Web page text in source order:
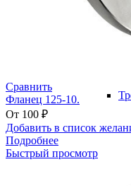
Сравнить
Фланец 125-10.
От 100 ₽
Добавить в список
Подробнее
Быстрый просмотр